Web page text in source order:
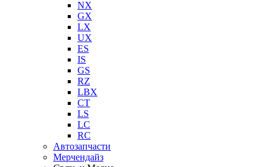
NX
GX
LX
UX
ES
IS
GS
RZ
LBX
CT
LS
LC
RC
Автозапчасти
Мерчендайз